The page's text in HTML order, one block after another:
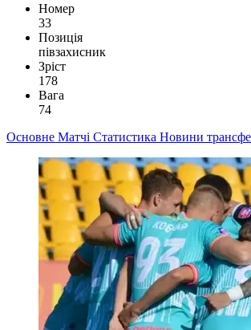
Номер
33
Позиція
півзахисник
Зріст
178
Вага
74
Основне Матчі Статистика Новини